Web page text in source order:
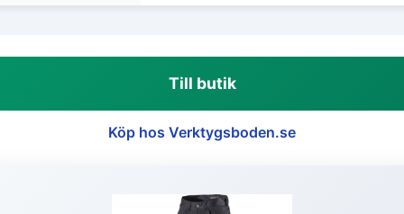
Till butik
Köp hos Verktygsboden.se